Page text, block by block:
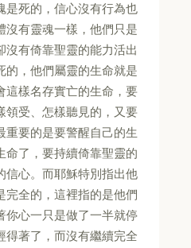
是死的，信心沒有行為也
沒有靈魂一樣，他們只是
沒有倚靠聖靈的能力活出
的，他們屬靈的生命就是
這樣名存實亡的生命，要
領受、怎樣聽見的，又要
重要的是要警醒自己的生
命了，要持續倚靠聖靈的
信心。而耶穌特別指出他
完全的，這裡指的是他們
你心一只是做了一半就停
得著了，而沒有繼續完全